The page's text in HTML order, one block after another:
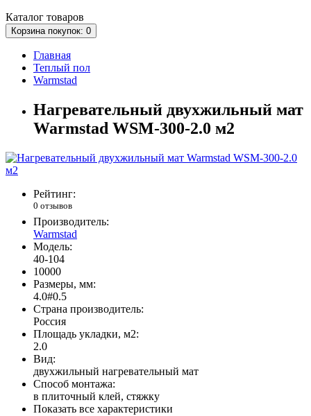
Каталог товаров
Корзина покупок: 0
Главная
Теплый пол
Warmstad
Нагревательный двухжильный мат
Warmstad WSM-300-2.0 м2
Рейтинг:
0 отзывов
Производитель:
Warmstad
Модель:
40-104
10000
Размеры, мм:
4.0#0.5
Страна производитель:
Россия
Площадь укладки, м2:
2.0
Вид:
двухжильный нагревательный мат
Способ монтажа:
в плиточный клей, стяжку
Показать все характеристики